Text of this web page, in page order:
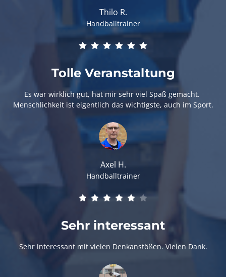
Thilo R.
Handballtrainer
Tolle Veranstaltung
Es war wirklich gut, hat mir sehr viel Spaß gemacht.
Menschlichkeit ist eigentlich das wichtigste, auch im Sport.
Axel H.
Handballtrainer
Sehr interessant
Sehr interessant mit vielen Denkanstößen. Vielen Dank.